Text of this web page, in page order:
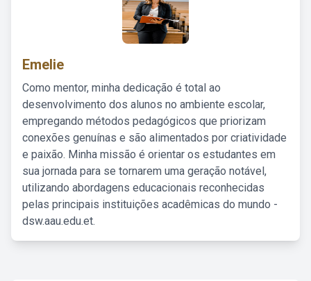
Emelie
Como mentor, minha dedicação é total ao
desenvolvimento dos alunos no ambiente escolar,
empregando métodos pedagógicos que priorizam
conexões genuínas e são alimentados por criatividade
e paixão. Minha missão é orientar os estudantes em
sua jornada para se tornarem uma geração notável,
utilizando abordagens educacionais reconhecidas
pelas principais instituições acadêmicas do mundo -
dsw.aau.edu.et.